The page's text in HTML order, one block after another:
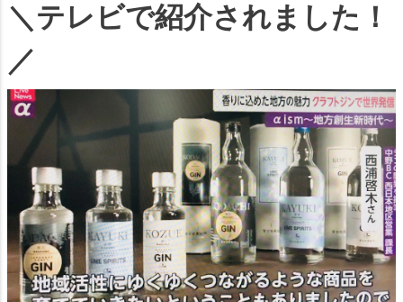
＼テレビで紹介されました！
／